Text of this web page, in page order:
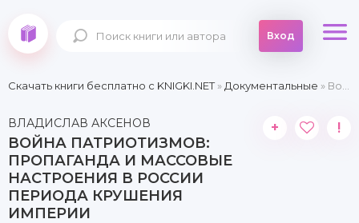
Вход
Скачать книги бесплатно c KNIGKI.NET» Документальные » Война патриотизмов: Пропаганда и массовые настроения в России периода крушения империи
ВЛАДИСЛАВ АКСЕНОВ
ВОЙНА ПАТРИОТИЗМОВ:
ПРОПАГАНДА И МАССОВЫЕ
НАСТРОЕНИЯ В РОССИИ
ПЕРИОДА КРУШЕНИЯ
ИМПЕРИИ
+ !